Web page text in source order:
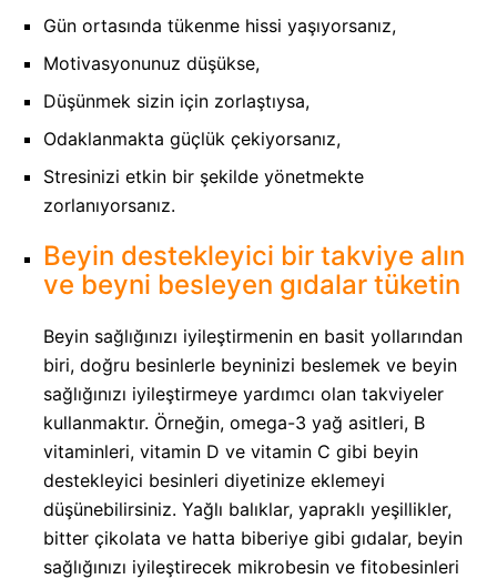
Gün ortasında tükenme hissi yaşıyorsanız,
Motivasyonunuz düşükse,
Düşünmek sizin için zorlaştıysa,
Odaklanmakta güçlük çekiyorsanız,
Stresinizi etkin bir şekilde yönetmekte
zorlanıyorsanız.
Beyin destekleyici bir takviye alın
ve beyni besleyen gıdalar tüketin
Beyin sağlığınızı iyileştirmenin en basit yollarından
biri, doğru besinlerle beyninizi beslemek ve beyin
sağlığınızı iyileştirmeye yardımcı olan takviyeler
kullanmaktır. Örneğin, omega-3 yağ asitleri, B
vitaminleri, vitamin D ve vitamin C gibi beyin
destekleyici besinleri diyetinize eklemeyi
düşünebilirsiniz. Yağlı balıklar, yapraklı yeşillikler,
bitter çikolata ve hatta biberiye gibi gıdalar, beyin
sağlığınızı iyileştirecek mikrobesin ve fitobesinleri